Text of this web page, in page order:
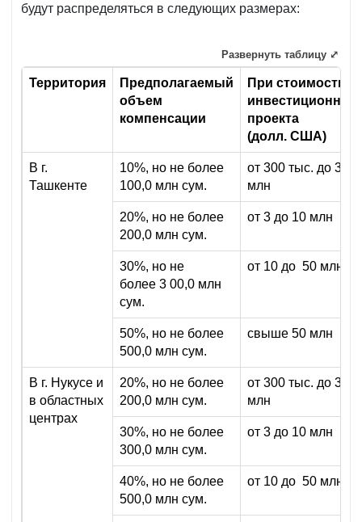
будут распределяться в следующих размерах:
Территория
Предполагаемый
объем
компенсации
При стоимости
инвестиционного
проекта
(долл. США)
В г.
Ташкенте
10%, но не более
100,0 млн сум.
от 300 тыс. до 3
млн
20%, но не более
200,0 млн сум.
от 3 до 10 млн
30%, но не
более 3 00,0 млн
сум.
от 10 до 50 млн
50%, но не более
500,0 млн сум.
свыше 50 млн
В г. Нукусе и
в областных
центрах
20%, но не более
200,0 млн сум.
от 300 тыс. до 3
млн
30%, но не более
300,0 млн сум.
от 3 до 10 млн
40%, но не более
500,0 млн сум.
от 10 до 50 млн
Развернуть таблицу ⤢